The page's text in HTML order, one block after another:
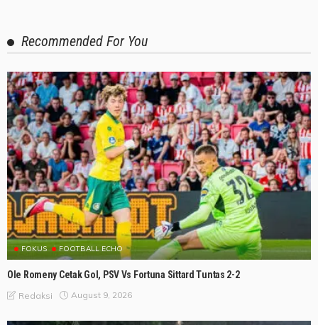
Recommended For You
FOKUS FOOTBALL ECHO
Ole Romeny Cetak Gol, PSV Vs Fortuna Sittard Tuntas 2-2
Redaksi August 9, 2026